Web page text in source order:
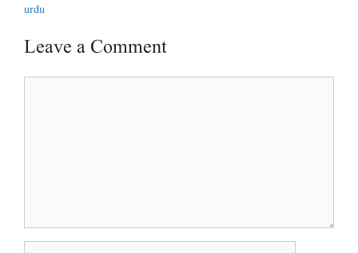
urdu
Leave a Comment